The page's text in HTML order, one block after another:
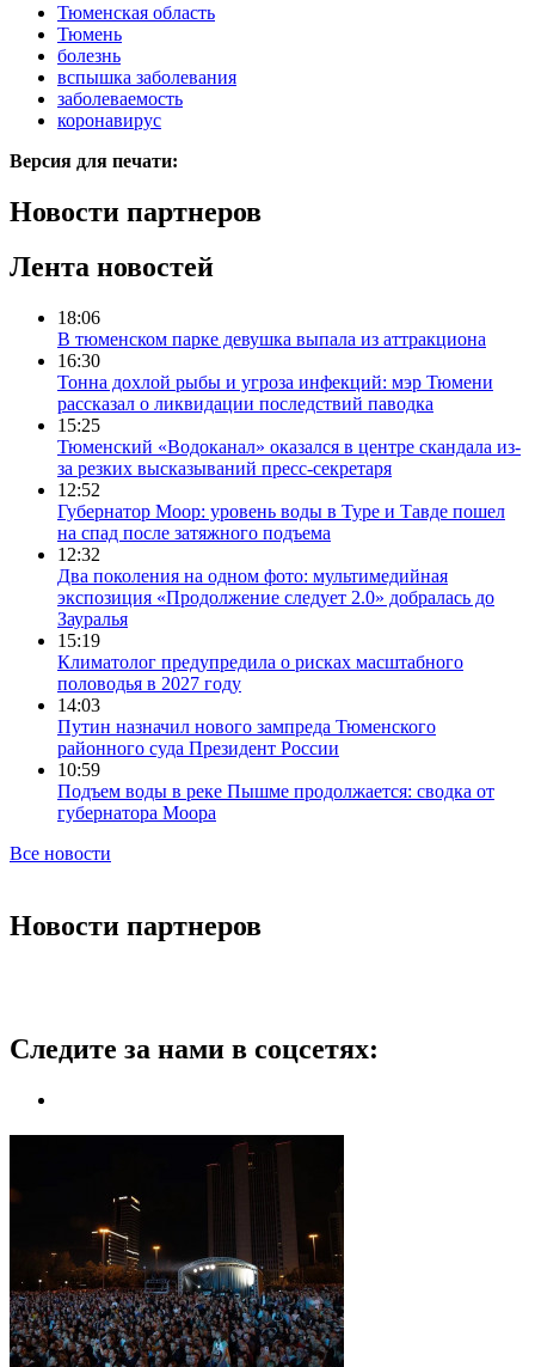
Тюменская область
Тюмень
болезнь
вспышка заболевания
заболеваемость
коронавирус
Версия для печати:
Новости партнеров
Лента новостей
18:06
В тюменском парке девушка выпала из аттракциона
16:30
Тонна дохлой рыбы и угроза инфекций: мэр Тюмени
рассказал о ликвидации последствий паводка
15:25
Тюменский «Водоканал» оказался в центре скандала из-
за резких высказываний пресс-секретаря
12:52
Губернатор Моор: уровень воды в Туре и Тавде пошел
на спад после затяжного подъема
12:32
Два поколения на одном фото: мультимедийная
экспозиция «Продолжение следует 2.0» добралась до
Зауралья
15:19
Климатолог предупредила о рисках масштабного
половодья в 2027 году
14:03
Путин назначил нового зампреда Тюменского
районного суда Президент России
10:59
Подъем воды в реке Пышме продолжается: сводка от
губернатора Моора
Все новости
Новости партнеров
Следите за нами в соцсетях: